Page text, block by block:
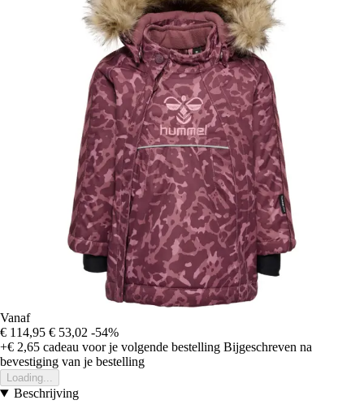
Vanaf
€ 114,95 € 53,02 -54%
+€ 2,65 cadeau voor je volgende bestelling Bijgeschreven na
bevestiging van je bestelling
Loading...
Beschrijving